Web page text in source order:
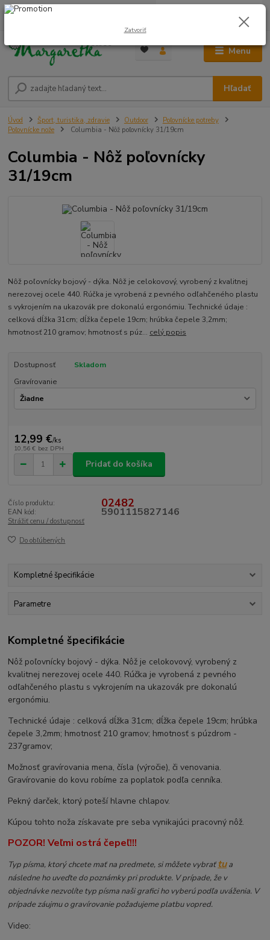
Menu
Hľadať
0948 236 042
0,00 €
Úvod Šport, turistika, zdravie Outdoor
Poľovnícke potreby
Poľovnícke nože
Columbia - Nôž poľovnícky 31/19cm
Columbia - Nôž poľovnícky
31/19cm
Nôž poľovnícky bojový - dýka. Nôž je celokovový, vyrobený z kvalitnej
nerezovej ocele 440. Rúčka je vyrobená z pevného odľahčeného plastu
s vykrojením na ukazovák pre dokonalú ergonómiu. Technické údaje :
celková dĺžka 31cm; dĺžka čepele 19cm; hrúbka čepele 3,2mm;
hmotnosť 210 gramov; hmotnosť s púz... celý popis
Dostupnosť
Skladom
Gravírovanie
12,99 €/ks
10,56 € bez DPH
Pridať do košíka
Číslo produktu: 02482
EAN kód: 5901115827146
Strážiť cenu / dostupnosť
Do obľúbených
Kompletné špecifikácie
Parametre
Kompletné špecifikácie
Nôž poľovnícky bojový - dýka. Nôž je celokovový, vyrobený z
kvalitnej nerezovej ocele 440. Rúčka je vyrobená z pevného
odľahčeného plastu s vykrojením na ukazovák pre dokonalú
ergonómiu.
Technické údaje : celková dĺžka 31cm; dĺžka čepele 19cm; hrúbka
čepele 3,2mm; hmotnosť 210 gramov; hmotnosť s púzdrom -
237gramov;
Možnosť gravírovania mena, čísla (výročie), či venovania.
Gravírovanie do kovu robíme za poplatok podľa cenníka.
Pekný darček, ktorý poteší hlavne chlapov.
Kúpou tohto noža získavate pre seba vynikajúci pracovný nôž.
POZOR! Veľmi ostrá čepeľ!!!
Typ písma, ktorý chcete mať na predmete, si môžete vybraťtua
následne ho uveďte do poznámky pri produkte. V prípade, že v
objednávke nezvolíte typ písma naši grafici ho vyberú podľa uváženia. V
prípade záujmu o gravírovanie požadujeme platbu vopred.
Video:
Zatvoriť